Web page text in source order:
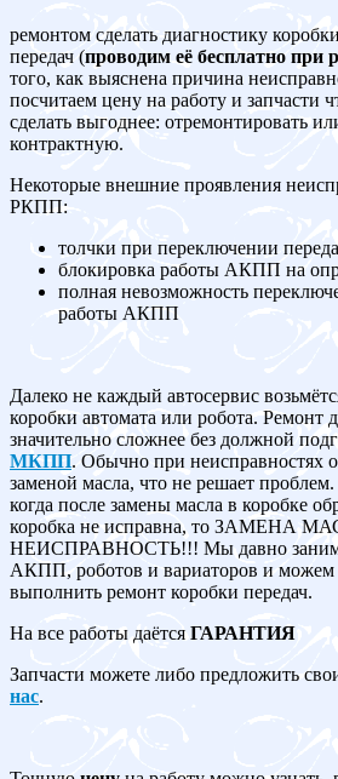
ремонтом сделать диагностику
передач (проводим её бесплатно при
того, как выяснена причина
посчитаем цену на работу и запчасти
сделать выгоднее: отремонтировать
контрактную.
Некоторые внешние проявления
РКПП:
толчки при переключении
блокировка работы АКПП на
полная невозможность
работы АКПП
Далеко не каждый автосервис
коробки автомата или робота. Ремонт
значительно сложнее без должной
МКПП. Обычно при неисправностях
заменой масла, что не решает
когда после замены масла в коробке
коробка не исправна, то ЗАМЕНА
НЕИСПРАВНОСТЬ!!! Мы давно
АКПП, роботов и вариаторов и можем
выполнить ремонт коробки передач.
На все работы даётсяГАРАНТИЯ
Запчасти можете либо предложить
нас.